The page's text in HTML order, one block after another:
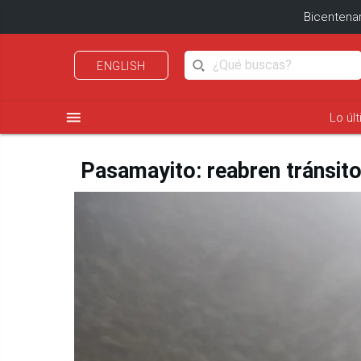
ENGLISH
menu Lo
Pasamayito: reabren